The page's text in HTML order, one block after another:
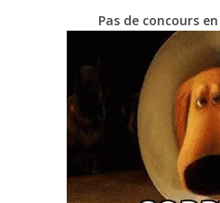
Pas de concours